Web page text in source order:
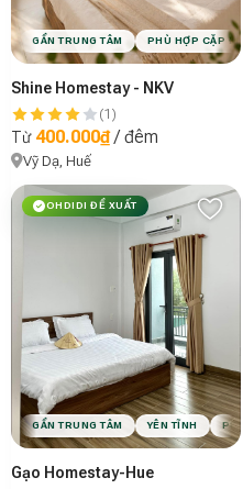
GẦN TRUNG TÂM PHÙ HỢP CẶP ĐÔI
Shine Homestay - NKV
(1)
Từ 400.000₫/ đêm
Vỹ Dạ, Huế
OHDIDI ĐỀ XUẤT
GẦN TRUNG TÂM YÊN TĨNH
Gạo Homestay-Hue